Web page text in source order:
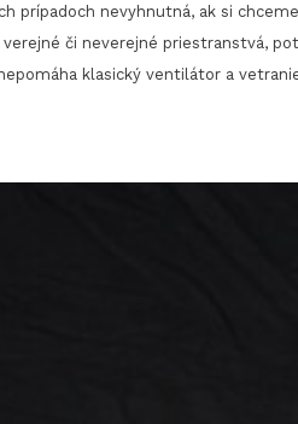
prípadoch nevyhnutná, ak si
či neverejné priestranstvá,
klasický ventilátor a